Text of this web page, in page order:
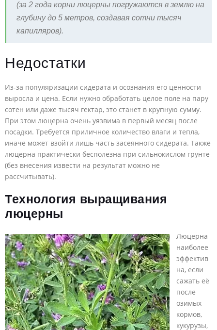
(за 2 года корни люцерны погружаются в землю на
глубину до 5 метров, создавая сотни тысяч
капилляров).
Недостатки
Из-за популяризации сидерата и осознания его ценности
выросла и цена. Если нужно обработать целое поле на пару
сотен или даже тысяч гектар, это станет в крупную сумму.
При этом люцерна очень уязвима в первый месяц после
посадки. Требуется приличное количество влаги и тепла,
иначе может взойти лишь часть засеянного сидерата. Также
люцерна практически бесполезна при сильнокислом грунте
(без внесения извести на результат можно не
рассчитывать).
Технология выращивания
люцерны
Люцерна
наиболее
эффектив
на, если
сажать её
после
озимых
кормов,
кукурузы,